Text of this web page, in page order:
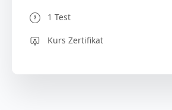
1 Test
Kurs Zertifikat